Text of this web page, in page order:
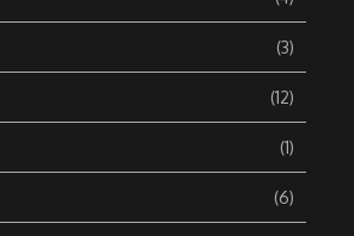
(3)
(12)
(1)
(6)